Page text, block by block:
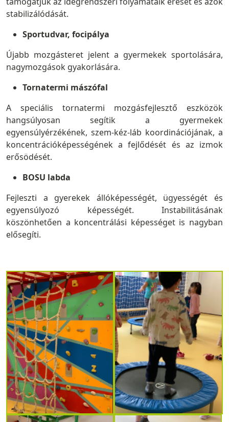
stabilizálódását.
Sportudvar, focipálya
Újabb mozgásteret jelent a gyermekek sportolására,
nagymozgások gyakorlására.
Tornatermi mászófal
A speciális tornatermi mozgásfejlesztő eszközök
hangsúlyosan segítik a gyermekek
egyensúlyérzékének, szem-kéz-láb koordinációjának, a
koncentrációképességének a fejlődését és az izmok
erősödését.
BOSU labda
Fejleszti a gyerekek állóképességét, ügyességét és
egyensúlyozó képességét. Instabilitásának
köszönhetően a koncentrálási képességet is nagyban
elősegíti.